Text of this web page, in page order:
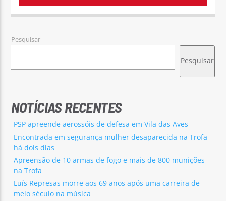
Pesquisar
Pesquisar
NOTÍCIAS RECENTES
PSP apreende aerossóis de defesa em Vila das Aves
Encontrada em segurança mulher desaparecida na Trofa
há dois dias
Apreensão de 10 armas de fogo e mais de 800 munições
na Trofa
Luís Represas morre aos 69 anos após uma carreira de
meio século na música